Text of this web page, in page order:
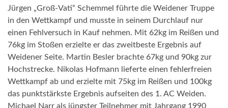
Jürgen „Groß-Vati“ Schemmel führte die Weidener Truppe
in den Wettkampf und musste in seinem Durchlauf nur
einen Fehlversuch in Kauf nehmen. Mit 62kg im Reißen und
76kg im Stoßen erzielte er das zweitbeste Ergebnis auf
Weidener Seite. Martin Besler brachte 67kg und 90kg zur
Hochstrecke. Nikolas Hofmann lieferte einen fehlerfreien
Wettkampf ab und erzielte mit 75kg im Reißen und 100kg
das punktstärkste Ergebnis aufseiten des 1. AC Weiden.
Michael Narr als jüngster Teilnehmer mit Jahrgang 1990